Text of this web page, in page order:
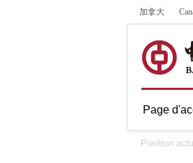
加拿大
Page
Position